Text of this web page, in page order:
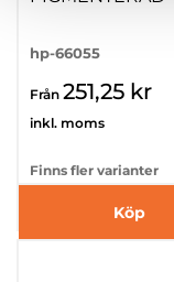
hp-66055
Från 251,25 kr
inkl. moms
Finns fler varianter
Köp